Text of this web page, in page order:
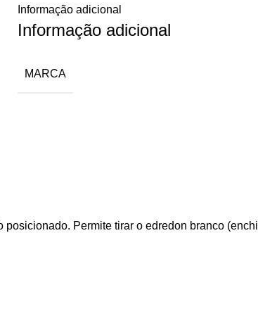
Informação adicional
Informação adicional
MARCA
Permite tirar o edredon branco